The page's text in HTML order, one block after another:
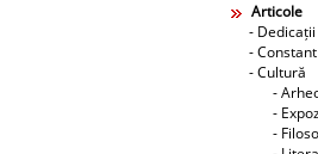
Articole
- Dedicații
-
- Cultură
-
-
-